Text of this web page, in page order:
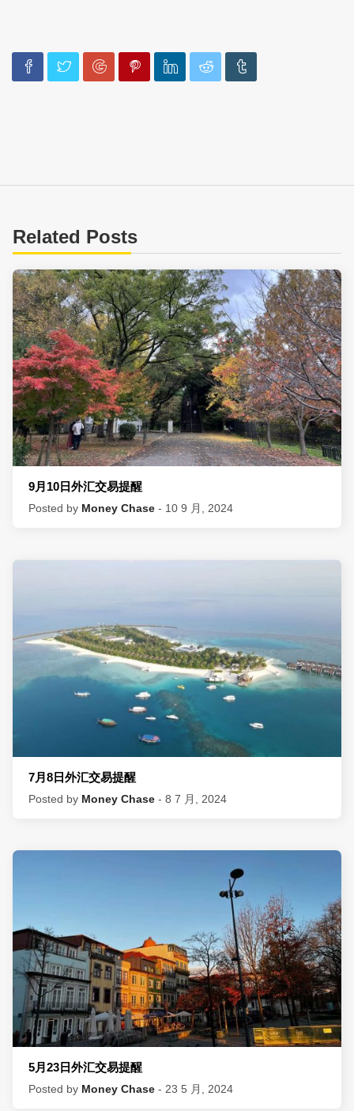
Related Posts
9月10日外汇交易提醒
Posted by Money Chase - 10 9 月, 2024
7月8日外汇交易提醒
Posted by Money Chase - 8 7 月, 2024
5月23日外汇交易提醒
Posted by Money Chase - 23 5 月, 2024